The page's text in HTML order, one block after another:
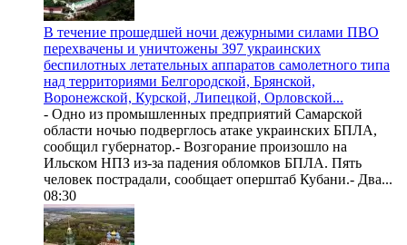
В течение прошедшей ночи дежурными силами ПВО
перехвачены и уничтожены 397 украинских
беспилотных летательных аппаратов самолетного типа
над территориями Белгородской, Брянской,
Воронежской, Курской, Липецкой, Орловской...
- Одно из промышленных предприятий Самарской
области ночью подверглось атаке украинских БПЛА,
сообщил губернатор.- Возгорание произошло на
Ильском НПЗ из-за падения обломков БПЛА. Пять
человек пострадали, сообщает оперштаб Кубани.- Два...
08:30